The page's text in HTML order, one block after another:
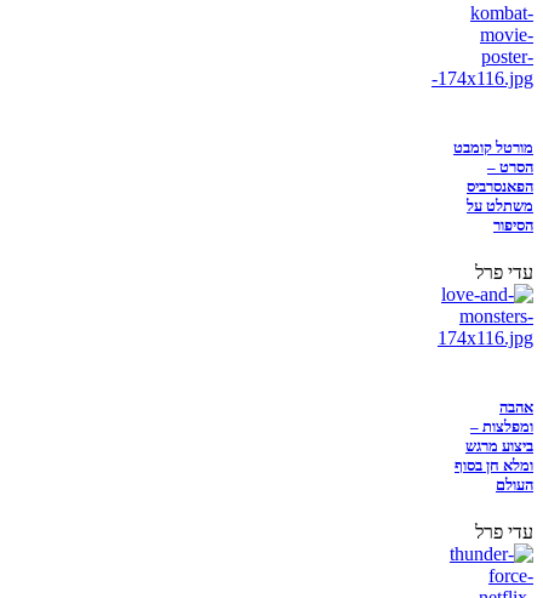
מורטל קומבט
הסרט –
הפאנסרביס
משתלט על
הסיפור
עדי פרל
אהבה
ומפלצות –
ביצוע מרגש
ומלא חן בסוף
העולם
עדי פרל